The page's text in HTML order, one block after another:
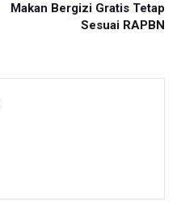
Makan Bergizi Gratis Tetap
Sesuai RAPBN